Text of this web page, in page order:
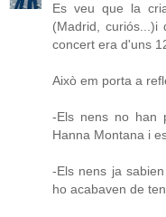
Es veu que la
(Madrid, curiós...)i
concert era d'uns
Això em porta a
-Els nens no han
Hanna Montana i
-Els nens ja
ho acabaven de